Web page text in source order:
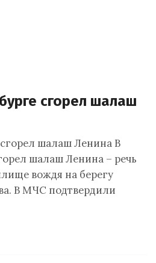
сгорел шалаш
шалаш Ленина В
шалаш Ленина – речь
вождя на берегу
В МЧС подтвердили